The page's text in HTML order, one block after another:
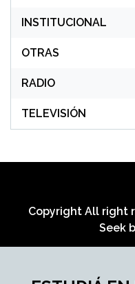
INSTITUCIONAL
OTRAS
RADIO
TELEVISIÓN
Copyright All right
Seek